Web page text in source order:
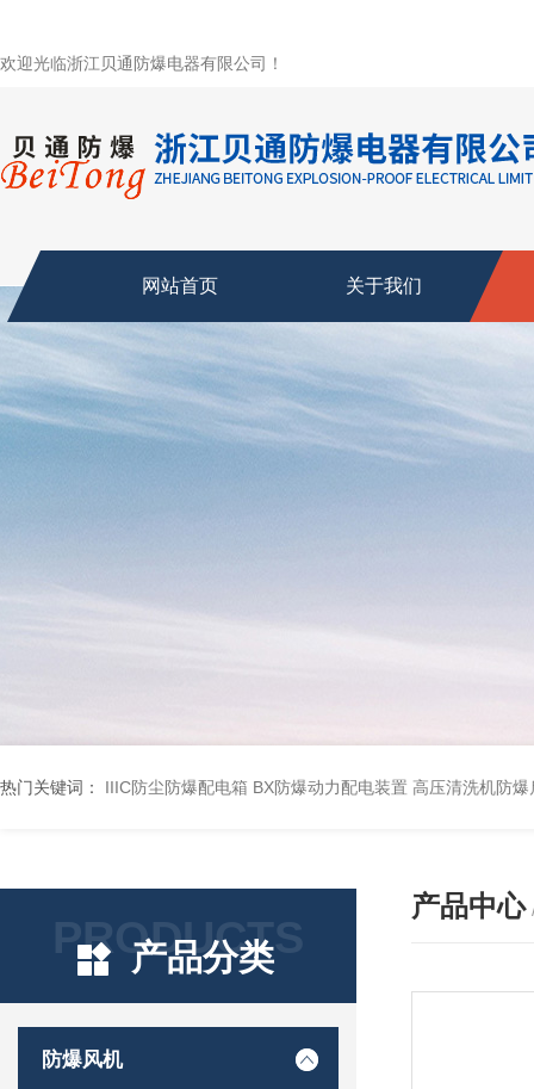
欢迎光临浙江贝通防爆电器有限公司！
网站首页 关于我们
热门关键词： IIIC防尘防爆配电箱 BX防爆动力配电装置 高压清洗机防爆
PRODUCTS
产品分类
防爆风机
产品中心